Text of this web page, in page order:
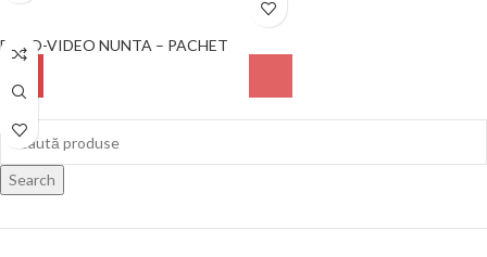
Search
FOTO-VIDEO NUNTA – PACHET